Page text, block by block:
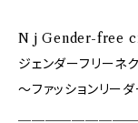
N j Gender-free
ジェンダーフリーネ
〜ファッションリー